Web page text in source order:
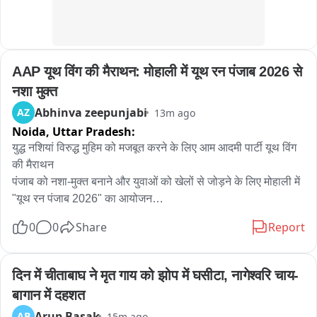
जबकि हमारे पास ऑनलाइन टेंडर का सिस्टम था
यह सारे टेंडर्स में 14 हजार 527 बोलियाँ लगी
जब वह बोली लगाते थे
तो उनके विभाग, ठेकदार का IP एड्रेस एक ही रूम में बैठकर रेट डिसाइड
करते थे और मैनुअल टेंडर को जमा करते थे
वह सब IP एड्रेस सेम दिखाई दिए
इसमें केवल कुछ ही टेंडर ऐसे थे जिसमें कॉन्ट्रैक्ट अवार्ड होने की फाइल
मिली
बाकी 96% फाइल्स गायब हैं
AAP यूथ विंग की मैराथन: मोहाली में यूथ रन पंजाब 2026 से
नशा मुक्त
AZ Abhinva zeepunjabi 13m ago
Noida, Uttar Pradesh:
युद्ध नशियां विरुद्ध मुहिम को मजबूत करने के लिए आम आदमी पार्टी यूथ विंग
की मैराथन
पंजाब को नशा-मुक्त बनाने और युवाओं को खेलों से जोड़ने के लिए मोहाली में
"यूथ रन पंजाब 2026" का आयोजन
सुबह 6 बजे गुरुद्वारा श्री अंब साहिब से 5.5 किलोमीटर लंबी मैराथन होगी
युवाओं को नशों से दूर रहने और स्वस्थ जीवनशैली अपनाने का दिया जाएगा
संदेश
0 0 Share Report
दिन में चीताबाघ ने मृत गाय को झोप में घसीटा, नागेश्वरि चाय-
बागान में दहशत